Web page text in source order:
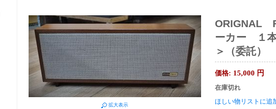
拡大表示
ORIGNAL
ーカー １
＞（委託）
価格: 15,000 円
在庫切れ
ほしい物リストに追